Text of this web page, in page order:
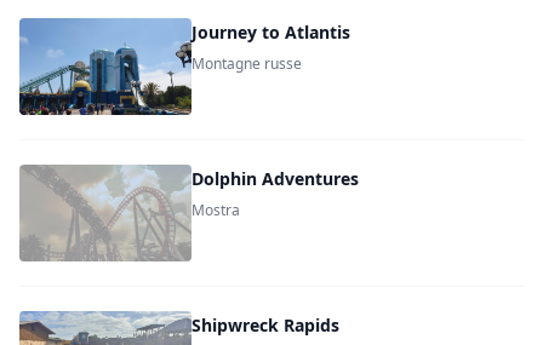
Journey to Atlantis
Montagne russe
Dolphin Adventures
Mostra
Shipwreck Rapids